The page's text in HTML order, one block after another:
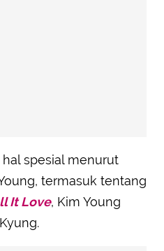
spesial menurut
termasuk tentang
It Love, Kim Young